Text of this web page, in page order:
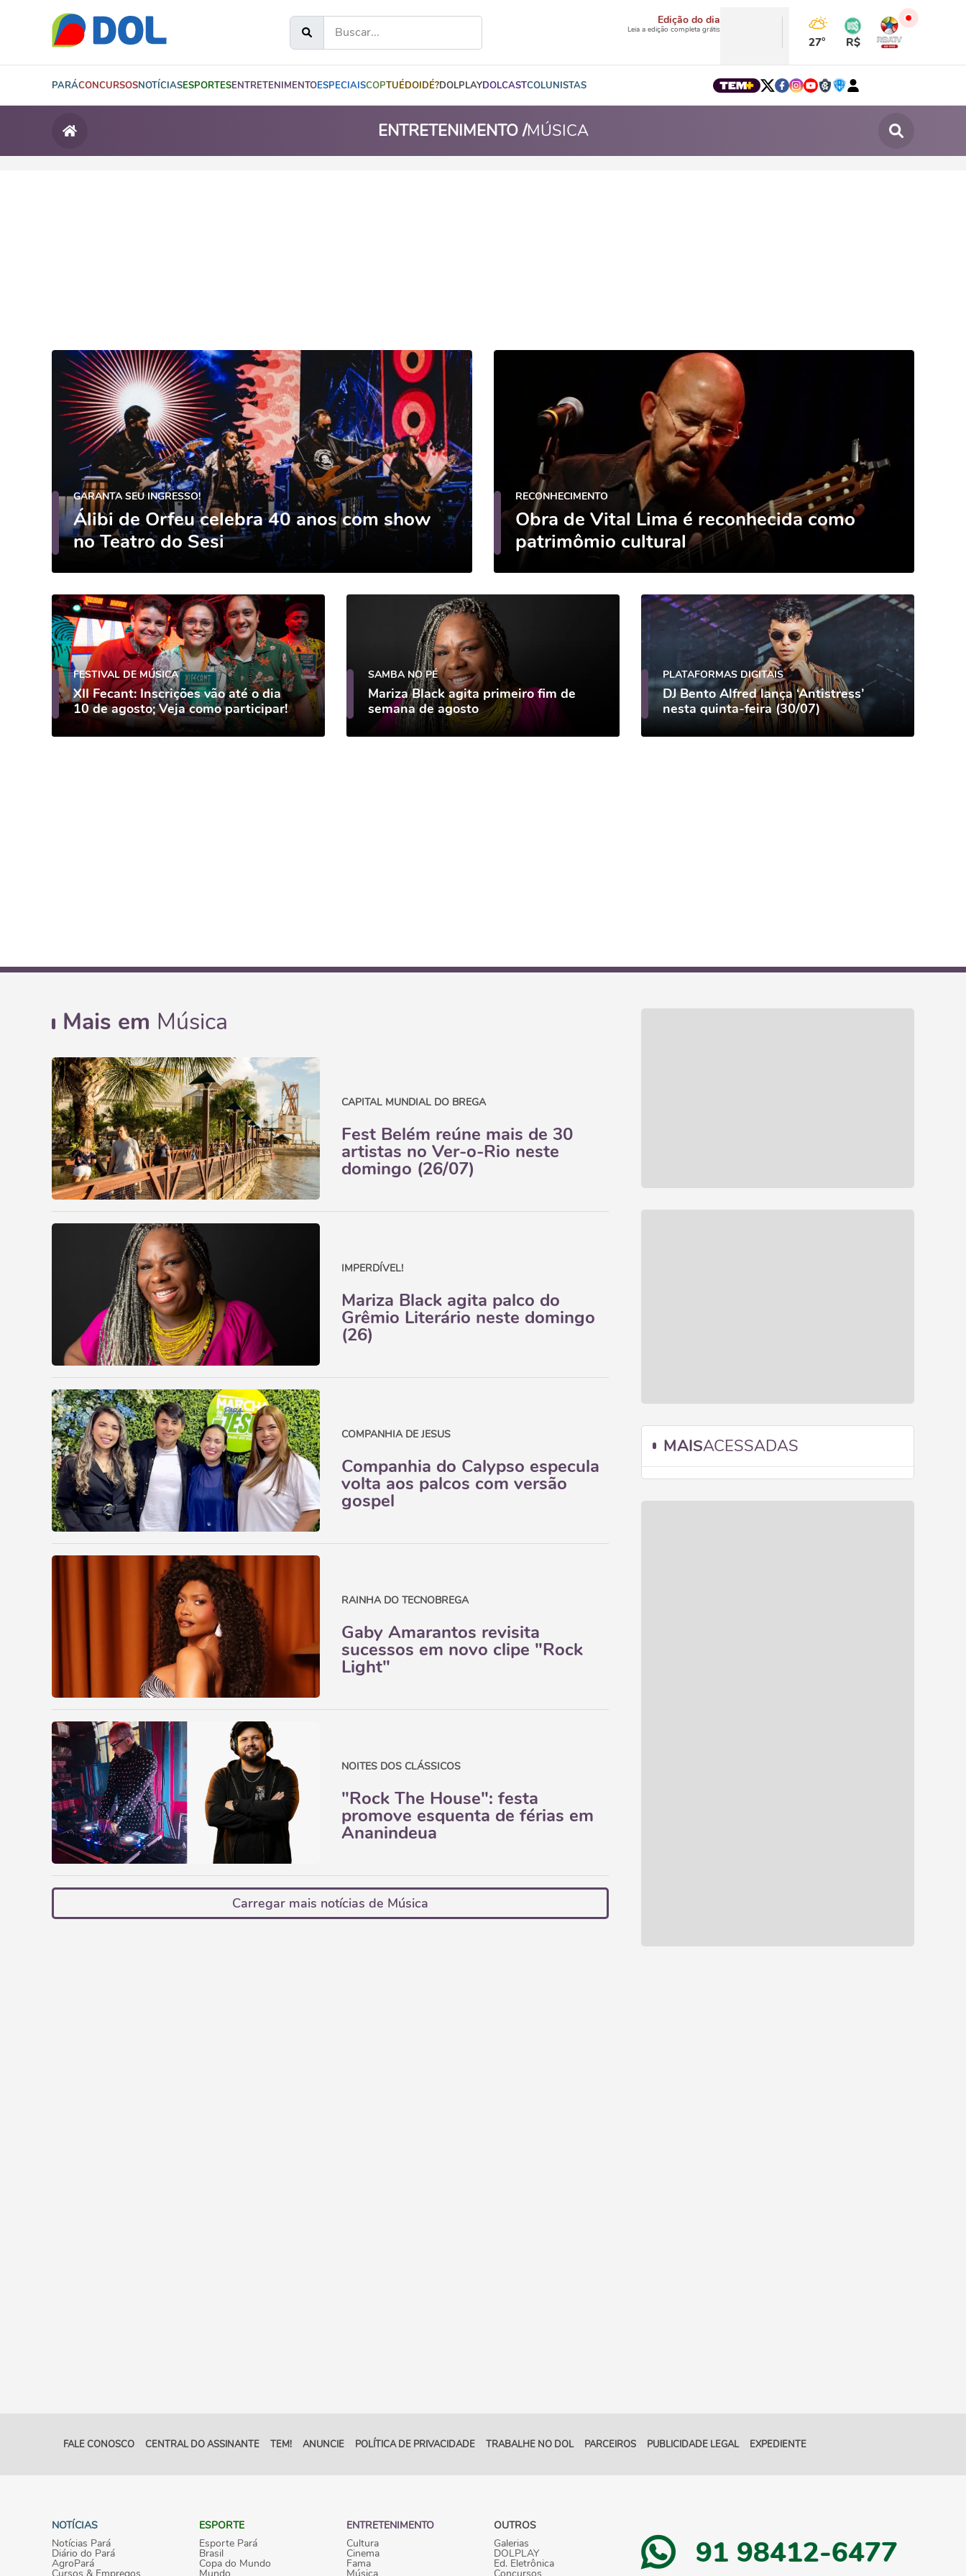
Edição do dia
Leia a edição completa grátis
27° R$
PARÁCONCURSOSNOTÍCIASESPORTESENTRETENIMENTOESPECIAISCOPTUÉDOIDÉ?DOLPLAYDOLCASTCOLUNISTAS
ENTRETENIMENTO /MÚSICA
GARANTA SEU INGRESSO!
Álibi de Orfeu celebra 40 anos com show
no Teatro do Sesi
RECONHECIMENTO
Obra de Vital Lima é reconhecida como
patrimômio cultural
FESTIVAL DE MÚSICA
XII Fecant: Inscrições vão até o dia
10 de agosto; Veja como participar!
SAMBA NO PÉ
Mariza Black agita primeiro fim de
semana de agosto
PLATAFORMAS DIGITAIS
DJ Bento Alfred lança ‘Antistress’
nesta quinta-feira (30/07)
Mais em Música
CAPITAL MUNDIAL DO BREGA
Fest Belém reúne mais de 30
artistas no Ver-o-Rio neste
domingo (26/07)
IMPERDÍVEL!
Mariza Black agita palco do
Grêmio Literário neste domingo
(26)
COMPANHIA DE JESUS
Companhia do Calypso especula
volta aos palcos com versão
gospel
RAINHA DO TECNOBREGA
Gaby Amarantos revisita
sucessos em novo clipe "Rock
Light"
NOITES DOS CLÁSSICOS
"Rock The House": festa
promove esquenta de férias em
Ananindeua
Carregar mais notícias de Música
MAISACESSADAS
FALE CONOSCO CENTRAL DO ASSINANTE TEM! ANUNCIE POLÍTICA DE PRIVACIDADE TRABALHE NO DOL PARCEIROS PUBLICIDADE LEGAL EXPEDIENTE
NOTÍCIAS
Notícias Pará
Diário do Pará
AgroPará
Cursos & Empregos
ESPORTE
Esporte Pará
Brasil
Copa do Mundo
Mundo
ENTRETENIMENTO
Cultura
Cinema
Fama
Música
OUTROS
Galerias
DOLPLAY
Ed. Eletrônica
Concursos
91 98412-6477